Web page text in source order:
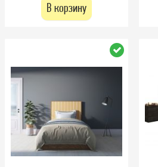
В корзину